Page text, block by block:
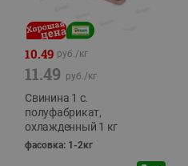
10.49 руб./кг
11.49 руб./кг
Свинина 1 с.
полуфабрикат,
охлажденный 1 кг
фасовка: 1-2кг